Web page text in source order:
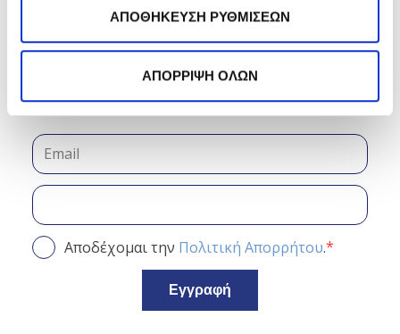
ΑΠΟΘΗΚΕΥΣΗ ΡΥΘΜΙΣΕΩΝ
ΑΠΟΡΡΙΨΗ ΟΛΩΝ
άρθρα του μήνα στο inbox
σου;
Κάνε εγγραφή στο newsletter
της Frezyderm!
Αποδέχομαι την Πολιτική Απορρήτου.*
Εγγραφή